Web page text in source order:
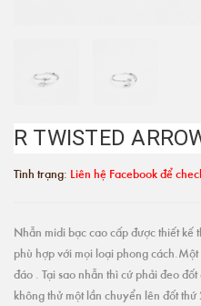
R TWISTED
Tình trạng: Liên hệ Facebook để
Nhẫn midi bạc cao cấp được thiết kế
phù hợp với mọi loại phong
đáo . Tại sao nhẫn thì cứ phải đeo
không thử một lần chuyển lên đốt